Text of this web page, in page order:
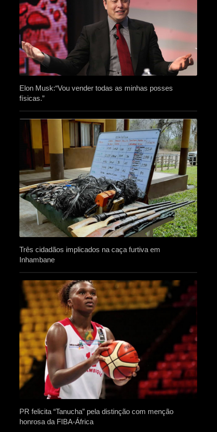
Elon Musk:“Vou vender todas as minhas posses
físicas.”
Três cidadãos implicados na caça furtiva em
Inhambane
PR felicita “Tanucha” pela distinção com menção
honrosa da FIBA-África